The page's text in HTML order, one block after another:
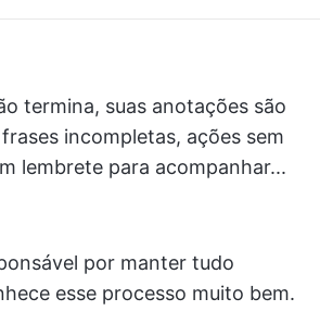
termina, suas anotações são
incompletas, ações sem
lembrete para acompanhar...
por manter tudo
esse processo muito bem.